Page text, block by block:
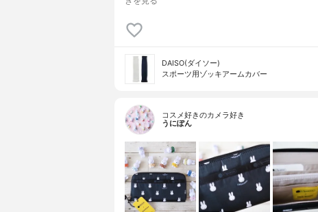
DAISO(ダイソー)
スポーツ用ゾッキアームカバー
コスメ好きのカメラ好き
うにぽん